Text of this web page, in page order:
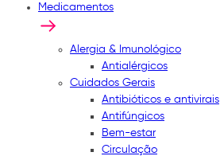
Medicamentos
Alergia & Imunológico
Antialérgicos
Cuidados Gerais
Antibióticos e antivirais
Antifúngicos
Bem-estar
Circulação